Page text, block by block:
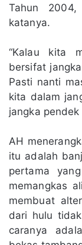
Tahun
katanya.
“Kalau kita
bersifat
Pasti nanti
kita dalam
jangka
AH
itu adalah
pertama
memangkas
membuat
dari hulu
caranya